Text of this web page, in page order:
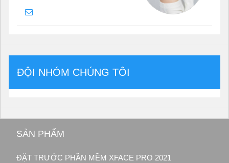
ĐỘI NHÓM CHÚNG TÔI
SẢN PHẨM
ĐẶT TRƯỚC PHẦN MỀM XFACE PRO 2021